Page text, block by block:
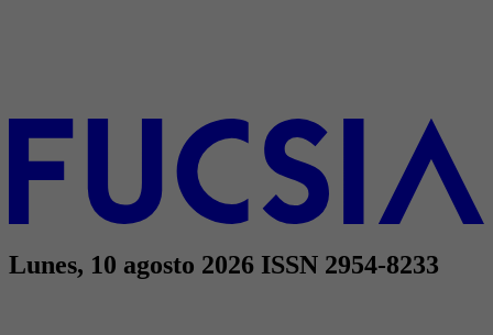
Lunes, 10 agosto 2026 ISSN 2954-8233